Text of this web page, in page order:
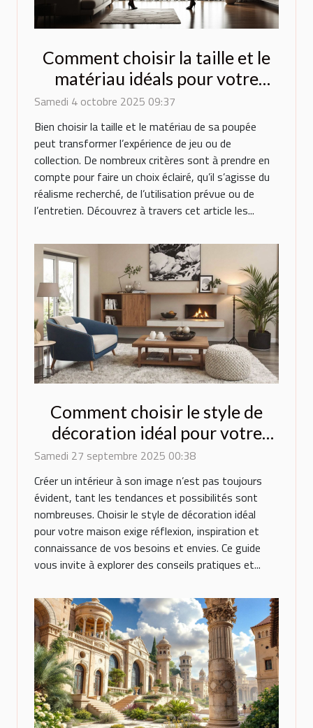
Comment choisir la taille et le
matériau idéals pour votre
poupée ?
Samedi 4 octobre 2025 09:37
Bien choisir la taille et le matériau de sa poupée
peut transformer l’expérience de jeu ou de
collection. De nombreux critères sont à prendre en
compte pour faire un choix éclairé, qu’il s’agisse du
réalisme recherché, de l’utilisation prévue ou de
l’entretien. Découvrez à travers cet article les...
Comment choisir le style de
décoration idéal pour votre
maison ?
Samedi 27 septembre 2025 00:38
Créer un intérieur à son image n’est pas toujours
évident, tant les tendances et possibilités sont
nombreuses. Choisir le style de décoration idéal
pour votre maison exige réflexion, inspiration et
connaissance de vos besoins et envies. Ce guide
vous invite à explorer des conseils pratiques et...